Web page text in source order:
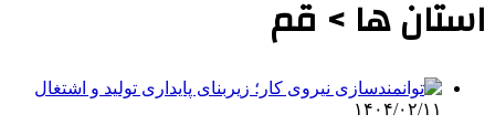
استان ها > قم
۱۴۰۴/۰۲/۱۱